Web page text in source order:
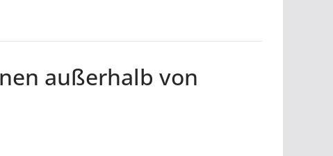
außerhalb von